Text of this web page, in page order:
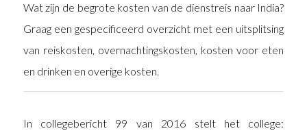
Wat zijn de begrote kosten van de dienstreis naar India?
Graag een gespecificeerd overzicht met een uitsplitsing
van reiskosten, overnachtingskosten, kosten voor eten
en drinken en overige kosten.
In collegebericht 99 van 2016 stelt het college: